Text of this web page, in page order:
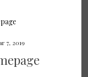
7, 2019